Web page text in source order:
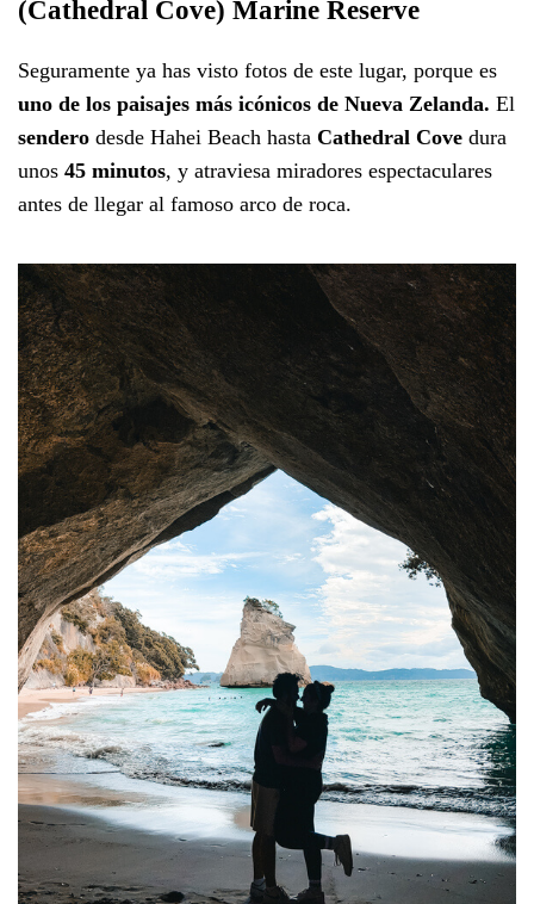
(Cathedral Cove) Marine Reserve
Seguramente ya has visto fotos de este lugar, porque es
uno de los paisajes más icónicos de Nueva Zelanda. El
sendero desde Hahei Beach hasta Cathedral Cove dura
unos 45 minutos, y atraviesa miradores espectaculares
antes de llegar al famoso arco de roca.